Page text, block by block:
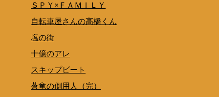
ＳＰＹ×ＦＡＭＩＬＹ
自転車屋さんの高橋くん
塩の街
十億のアレ
スキップビート
蒼竜の側用人（完）